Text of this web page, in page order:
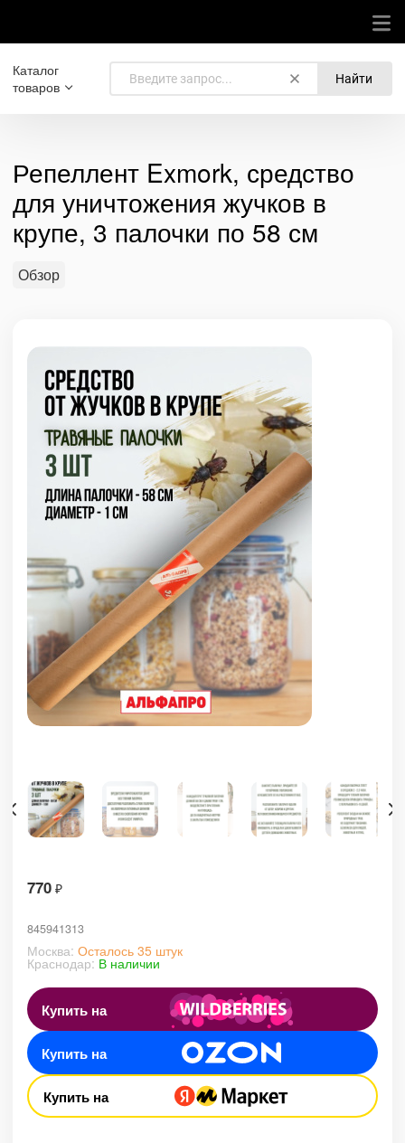
Каталог
товаров
Найти
Репеллент Exmork, средство
для уничтожения жучков в
крупе, 3 палочки по 58 см
Обзор
770 ₽
845941313
Москва: Осталось 35 штук
Краснодар: В наличии
Купить на
Купить на
Купить на